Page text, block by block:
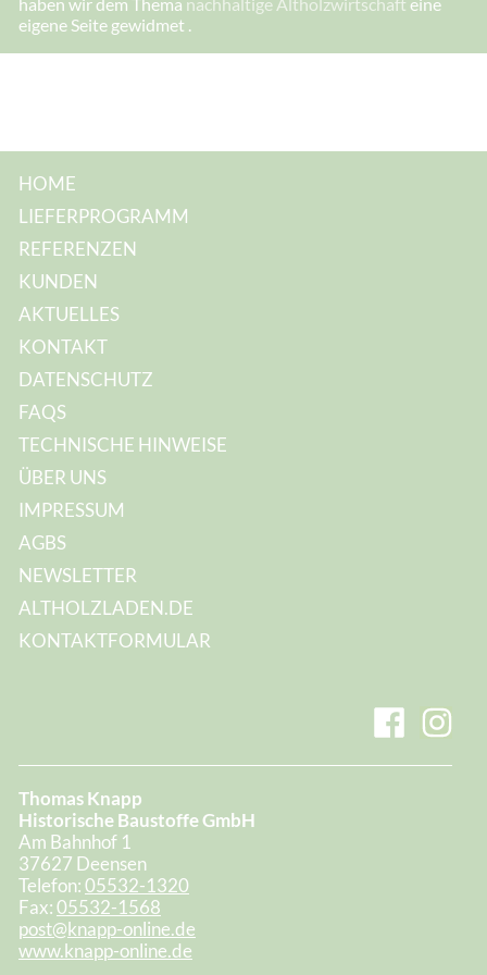
eigene Seite gewidmet .
HOME
LIEFERPROGRAMM
REFERENZEN
KUNDEN
AKTUELLES
KONTAKT
DATENSCHUTZ
FAQS
TECHNISCHE HINWEISE
ÜBER UNS
IMPRESSUM
AGBS
NEWSLETTER
ALTHOLZLADEN.DE
KONTAKTFORMULAR
Thomas Knapp
Historische Baustoffe GmbH
Am Bahnhof 1
37627 Deensen
Telefon:05532-1320
Fax:05532-1568
post@knapp-online.de
www.knapp-online.de